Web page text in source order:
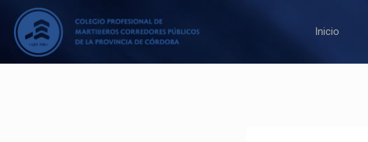
Inicio